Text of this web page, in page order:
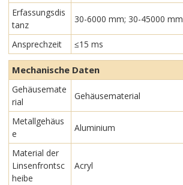
Erfassungsdis
tanz
30-6000 mm; 30-45000 mm
Ansprechzeit ≤15 ms
Mechanische Daten
Gehäusemate
rial
Gehäusematerial
Metallgehäus
e
Aluminium
Material der
Linsenfrontsc
heibe
Acryl